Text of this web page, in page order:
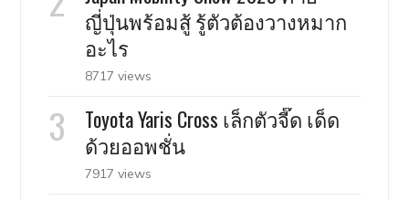
ญี่ปุ่นพร้อมสู้ รู้ตัวต้องวางหมาก
อะไร
8717 views
Toyota Yaris Cross เล็กตัวจี๊ด เด็ด
ด้วยออพชั่น
7917 views